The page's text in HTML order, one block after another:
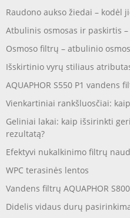
Raudono aukso žiedai – kodėl
Atbulinis osmosas ir paskirtis
Osmoso filtrų – atbulinio
Išskirtinio vyrų stiliaus
AQUAPHOR S550 P1 vandens
Vienkartiniai rankšluosčiai:
Geliniai lakai: kaip išsirinkti
rezultatą?
Efektyvi nukalkinimo filtrų
WPC terasinės lentos
Vandens filtrų AQUAPHOR
Didelis vidaus durų